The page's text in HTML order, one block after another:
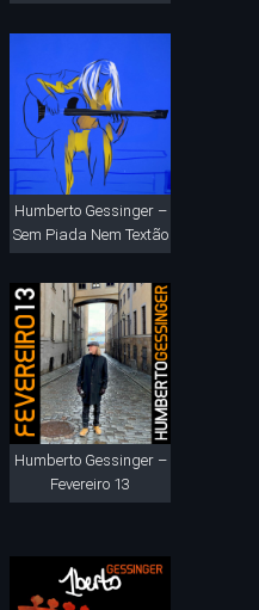
Humberto Gessinger –
Sem Piada Nem Textão
Humberto Gessinger –
Fevereiro 13